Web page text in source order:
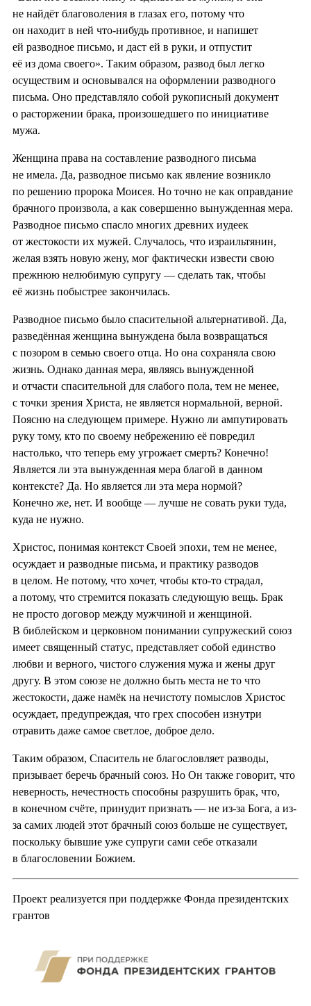
не найдёт благоволения в глазах его, потому что
он находит в ней что-нибудь противное, и напишет
ей разводное письмо, и даст ей в руки, и отпустит
её из дома своего». Таким образом, развод был легко
осуществим и основывался на оформлении разводного
письма. Оно представляло собой рукописный документ
о расторжении брака, произошедшего по инициативе
мужа.
Женщина права на составление разводного письма
не имела. Да, разводное письмо как явление возникло
по решению пророка Моисея. Но точно не как оправдание
брачного произвола, а как совершенно вынужденная мера.
Разводное письмо спасло многих древних иудеек
от жестокости их мужей. Случалось, что израильтянин,
желая взять новую жену, мог фактически извести свою
прежнюю нелюбимую супругу — сделать так, чтобы
её жизнь побыстрее закончилась.
Разводное письмо было спасительной альтернативой. Да,
разведённая женщина вынуждена была возвращаться
с позором в семью своего отца. Но она сохраняла свою
жизнь. Однако данная мера, являясь вынужденной
и отчасти спасительной для слабого пола, тем не менее,
с точки зрения Христа, не является нормальной, верной.
Поясню на следующем примере. Нужно ли ампутировать
руку тому, кто по своему небрежению её повредил
настолько, что теперь ему угрожает смерть? Конечно!
Является ли эта вынужденная мера благой в данном
контексте? Да. Но является ли эта мера нормой?
Конечно же, нет. И вообще — лучше не совать руки туда,
куда не нужно.
Христос, понимая контекст Своей эпохи, тем не менее,
осуждает и разводные письма, и практику разводов
в целом. Не потому, что хочет, чтобы кто-то страдал,
а потому, что стремится показать следующую вещь. Брак
не просто договор между мужчиной и женщиной.
В библейском и церковном понимании супружеский союз
имеет священный статус, представляет собой единство
любви и верного, чистого служения мужа и жены друг
другу. В этом союзе не должно быть места не то что
жестокости, даже намёк на нечистоту помыслов Христос
осуждает, предупреждая, что грех способен изнутри
отравить даже самое светлое, доброе дело.
Таким образом, Спаситель не благословляет разводы,
призывает беречь брачный союз. Но Он также говорит, что
неверность, нечестность способны разрушить брак, что,
в конечном счёте, принудит признать — не из-за Бога, а из-
за самих людей этот брачный союз больше не существует,
поскольку бывшие уже супруги сами себе отказали
в благословении Божием.
Проект реализуется при поддержке Фонда президентских
грантов